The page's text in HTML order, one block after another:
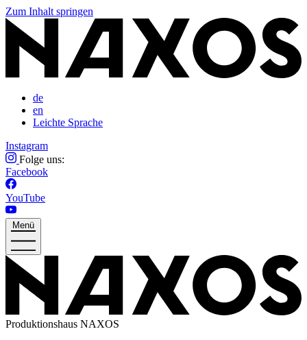
Zum Inhalt springen
de
en
Leichte Sprache
Instagram
Folge uns:
Facebook
YouTube
Menü
Produktionshaus NAXOS